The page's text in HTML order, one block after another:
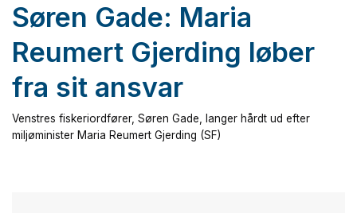
Søren Gade: Maria
Reumert Gjerding løber
fra sit ansvar
Venstres fiskeriordfører, Søren Gade, langer hårdt ud efter
miljøminister Maria Reumert Gjerding (SF)